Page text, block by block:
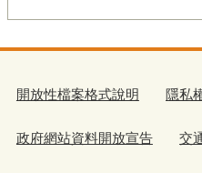
開放性檔案格式說明 隱私
政府網站資料開放宣告 交